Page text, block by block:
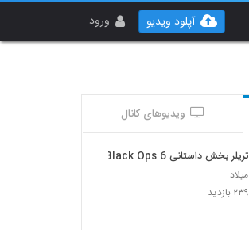
ورود آپلود ویدیو
ویدیوهای کانال
تریلر بخش داستانی Black Ops 6
میلاد
۲۳۹ بازدید